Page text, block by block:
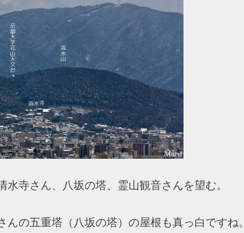
寺さん、八坂の塔、霊山観音さんを望む。
の五重塔（八坂の塔）の屋根も真っ白ですね。